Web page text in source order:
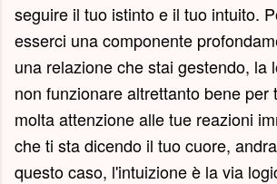
seguire il tuo istinto e il tuo intuito.
esserci una componente
una relazione che stai gestendo, la
non funzionare altrettanto bene per
molta attenzione alle tue reazioni
che ti sta dicendo il tuo cuore,
questo caso, l'intuizione è la via